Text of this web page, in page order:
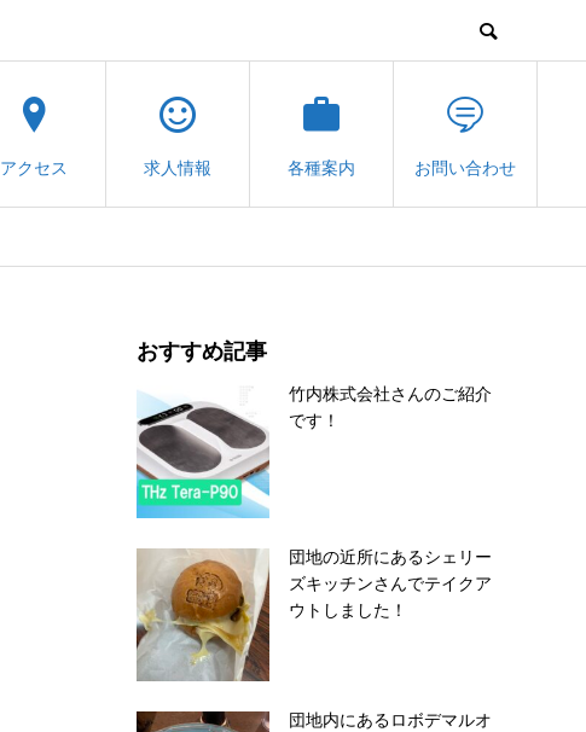
アクセス 求人情報 各種案内 お問い合わせ
おすすめ記事
竹内株式会社さんのご紹介
です！
団地の近所にあるシェリー
ズキッチンさんでテイクア
ウトしました！
団地内にあるロボデマルオ